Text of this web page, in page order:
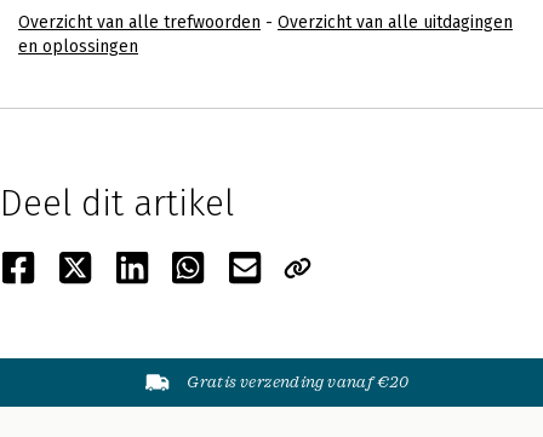
Overzicht van alle trefwoorden - Overzicht van alle uitdagingen
en oplossingen
Deel dit artikel
Gratis verzending vanaf €20